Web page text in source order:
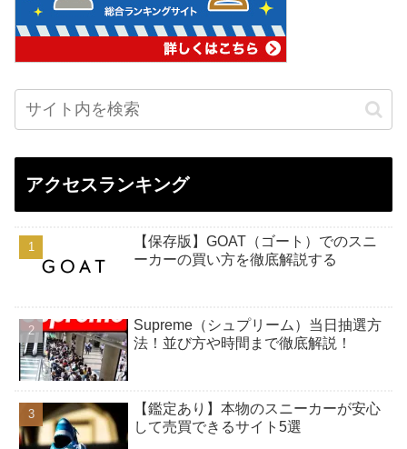
アクセスランキング
【保存版】GOAT（ゴート）でのスニ
ーカーの買い方を徹底解説する
Supreme（シュプリーム）当日抽選方
法！並び方や時間まで徹底解説！
【鑑定あり】本物のスニーカーが安心
して売買できるサイト5選